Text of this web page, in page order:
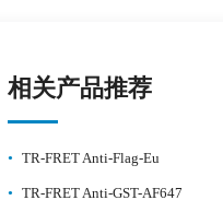
相关产品推荐
• TR-FRET Anti-Flag-Eu
• TR-FRET Anti-GST-AF647